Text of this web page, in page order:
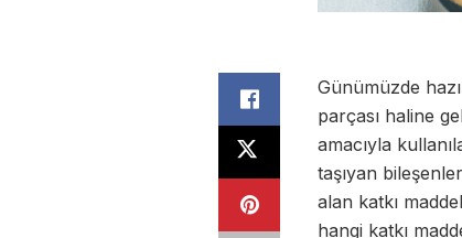
Günümüzde
parçası haline
amacıyla
taşıyan
alan katkı
hangi katkı